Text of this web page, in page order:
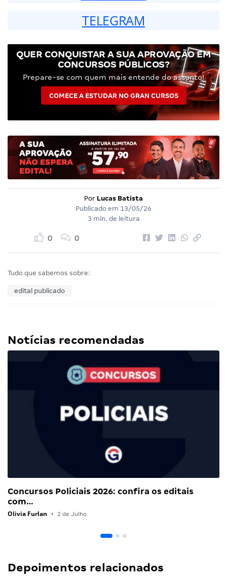
TELEGRAM
QUER CONQUISTAR A SUA APROVAÇÃO EM
CONCURSOS PÚBLICOS?
Prepare-se com quem mais entende do assunto!
COMECE A ESTUDAR NO GRAN CURSOS
Por Lucas Batista
Publicado em 13/05/26
3 min. de leitura
0 0
Tudo que sabemos sobre:
edital publicado
Notícias recomendadas
Concursos Policiais 2026: confira os editais
com…
Olivia Furlan • 2 de Julho
Depoimentos relacionados